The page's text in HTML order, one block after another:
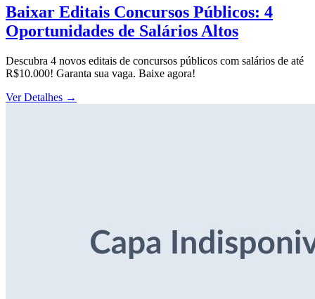
Baixar Editais Concursos Públicos: 4
Oportunidades de Salários Altos
Descubra 4 novos editais de concursos públicos com salários de até
R$10.000! Garanta sua vaga. Baixe agora!
Ver Detalhes →